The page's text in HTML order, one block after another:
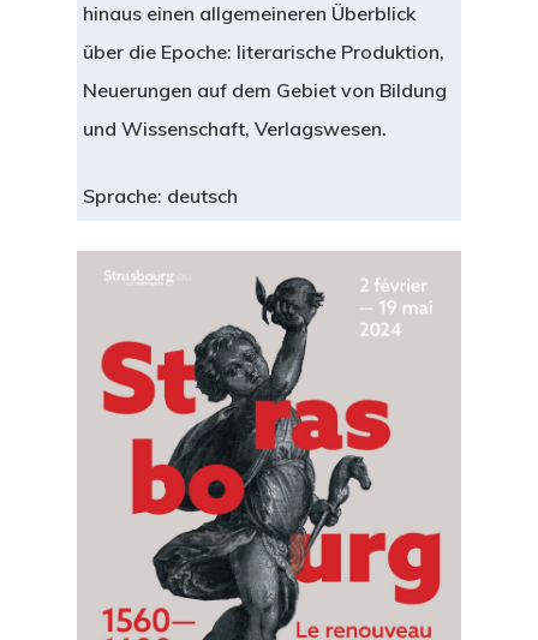
hinaus einen allgemeineren Überblick
über die Epoche: literarische Produktion,
Neuerungen auf dem Gebiet von Bildung
und Wissenschaft, Verlagswesen.
Sprache: deutsch